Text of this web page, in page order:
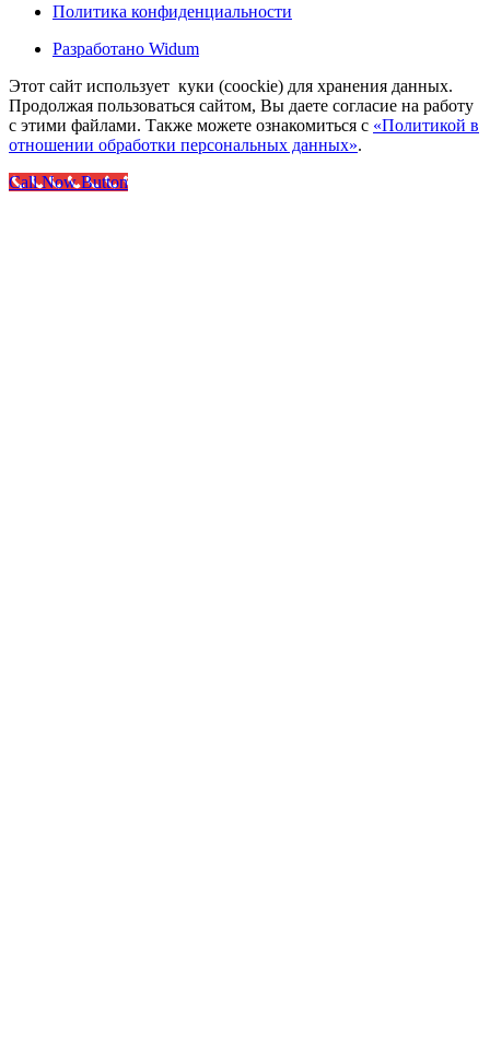
Политика конфиденциальности
Разработано Widum
Этот сайт использует куки (coockie) для хранения данных.
Продолжая пользоваться сайтом, Вы даете согласие на работу
с этими файлами. Также можете ознакомиться с «Политикой в
отношении обработки персональных данных».
Call Now Button